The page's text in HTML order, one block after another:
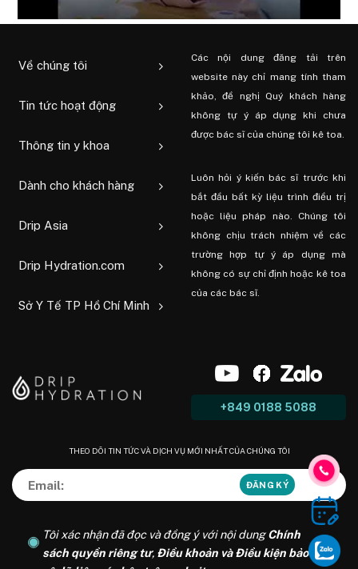
Về chúng tôi
Tin tức hoạt động
Thông tin y khoa
Dành cho khách hàng
Drip Asia
Drip Hydration.com
Sở Y Tế TP Hồ Chí Minh
Các nội dung đăng tải trên
website này chỉ mang tính tham
khảo, đề nghị Quý khách hàng
không tự ý áp dụng khi chưa
được bác sĩ của chúng tôi kê toa.
Luôn hỏi ý kiến ​​bác sĩ trước khi
bắt đầu bất kỳ liệu trình điều trị
hoặc liệu pháp nào. Chúng tôi
không chịu trách nhiệm về các
trường hợp tự ý áp dụng mà
không có sự chỉ định hoặc kê toa
của các bác sĩ.
+849 0188 5088
THEO DÕI TIN TỨC VÀ DỊCH VỤ MỚI NHẤT CỦA CHÚNG TÔI
Tôi xác nhận đã đọc và đồng ý với nội dungChính
sách quyền riêng tư, Điều khoản và Điều kiện bảo